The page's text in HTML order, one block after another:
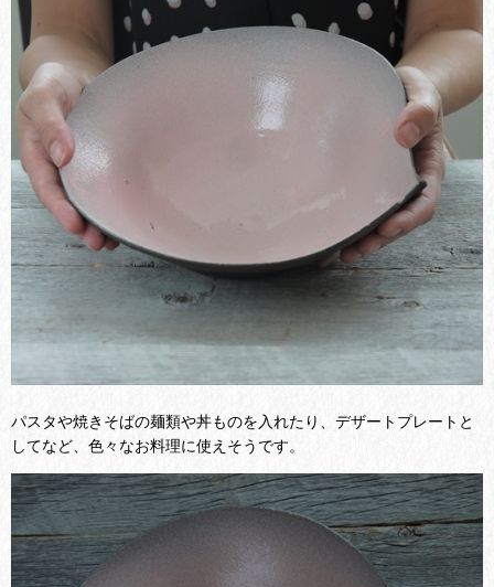
パスタや焼きそばの麺類や丼ものを入れたり、デザートプレートと
してなど、色々なお料理に使えそうです。